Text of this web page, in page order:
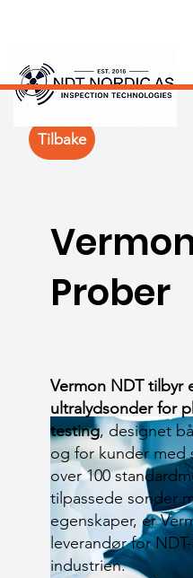
Prober
Vermon NDT tilbyr
ultralydsonder for
testing, designet
og for kunder med
over 100
tilpassede sonder
egenskaper, er
leverandør for
industrien.
Tilbake